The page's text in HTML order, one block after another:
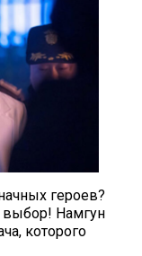
героев?
Намгун
которого